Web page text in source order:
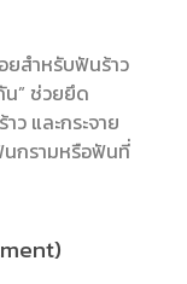
ยสำหรับฟันร้าว
น” ช่วยยึด
ว และกระจาย
นกรามหรือฟันที่